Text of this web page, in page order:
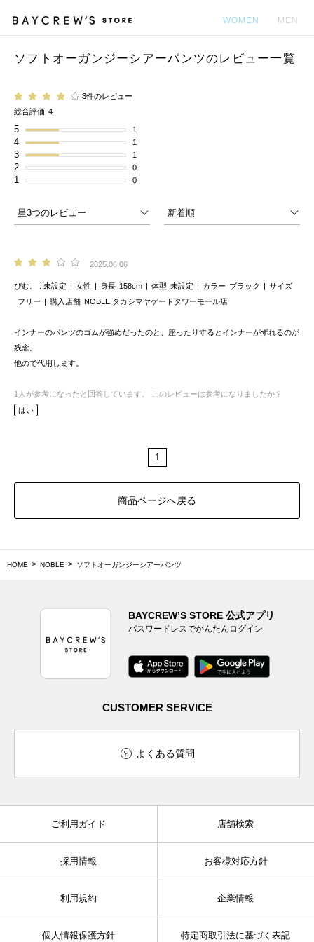
WOMEN MEN
ソフトオーガンジーシアーパンツのレビュー一覧
3件のレビュー
総合評価 4
5 1
4 1
3 1
2 0
1 0
2025.06.06
ぴむ。 未設定 女性 身長 158cm 体型 未設定 カラー ブラック
サイズ
フリー
購入店舗 NOBLE タカシマヤゲートタワーモール店
インナーのパンツのゴムが強めだったのと、座ったりするとインナーがずれるのが
残念。
他ので代用します。
1 人が参考になったと回答しています。
このレビューは参考になりましたか？
はい
1
商品ページへ戻る
HOME NOBLE ソフトオーガンジーシアーパンツ
BAYCREW’S STORE 公式アプリ
パスワードレスでかんたんログイン
CUSTOMER SERVICE
よくある質問
ご利用ガイド 店舗検索
採用情報 お客様対応方針
利用規約 企業情報
個人情報保護方針 特定商取引法に基づく表記